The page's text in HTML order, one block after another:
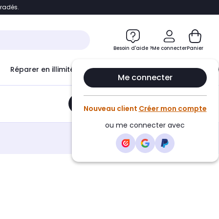
Accéder directement au chatbot
Besoin d'aide ?Me connecter
Me connecter
Nouveau client Créer mon compte
ou me connecter avec
Panier
Réparer en illimité avec Le Club Infinity
Ajouter au panier